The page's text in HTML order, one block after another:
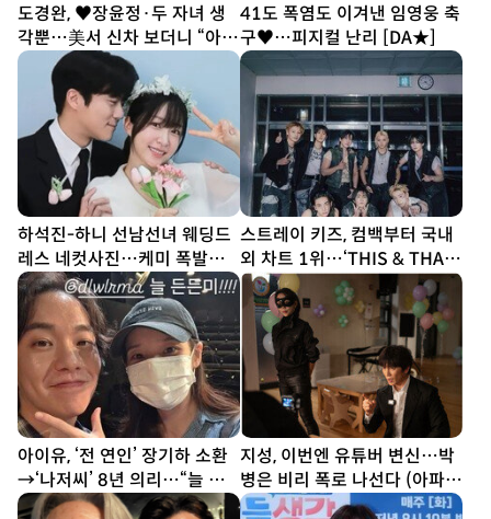
도경완, ♥장윤정·두 자녀 생
각뿐…美서 신차 보더니 “아빠
열심히 할게” [SD톡톡]
41도 폭염도 이겨낸 임영웅 축
구♥…피지컬 난리 [DA★]
하석진-하니 선남선녀 웨딩드
레스 네컷사진…케미 폭발
[DA★]
스트레이 키즈, 컴백부터 국내
외 차트 1위…‘THIS & THAT’
흥행 시동
아이유, ‘전 연인’ 장기하 소환
→‘나저씨’ 8년 의리…“늘 든
든” [SD톡톡]
지성, 이번엔 유튜버 변신…박
병은 비리 폭로 나선다 (아파
트)